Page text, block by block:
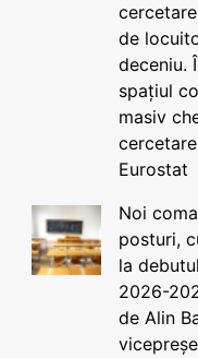
de
deceniu.
spațiul
masiv
Eurostat
Noi
posturi,
la
2026-
de Alin